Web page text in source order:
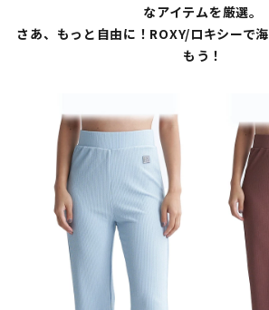
なアイテムを厳選。
さあ、もっと自由に！ROXY/ロキシーで
もう！